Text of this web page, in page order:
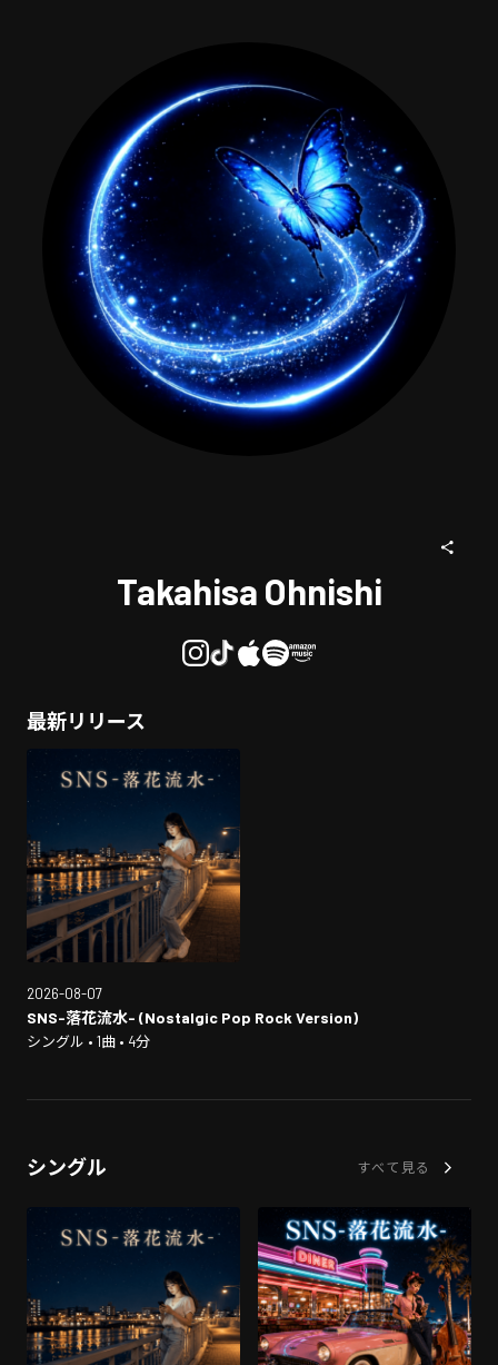
Takahisa Ohnishi
最新リリース
2026-08-07
SNS-落花流水- (Nostalgic Pop Rock Version)
シングル • 1曲 • 4分
シングル すべて見る